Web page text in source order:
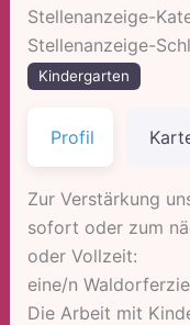
Stellenanzeige-
Stellenanzeige-
Kindergarten
Profil
Zur Verstärkung
sofort oder zum
oder Vollzeit:
eine/n
Die Arbeit mit